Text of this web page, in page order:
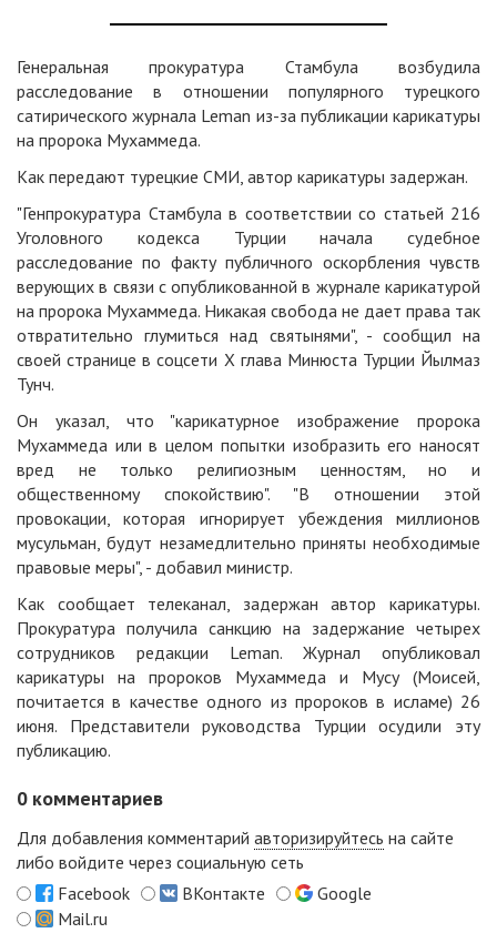
Генеральная прокуратура Стамбула возбудила
расследование в отношении популярного турецкого
сатирического журнала Leman из-за публикации карикатуры
на пророка Мухаммеда.
Как передают турецкие СМИ, автор карикатуры задержан.
"Генпрокуратура Стамбула в соответствии со статьей 216
Уголовного кодекса Турции начала судебное
расследование по факту публичного оскорбления чувств
верующих в связи с опубликованной в журнале карикатурой
на пророка Мухаммеда. Никакая свобода не дает права так
отвратительно глумиться над святынями", - сообщил на
своей странице в соцсети Х глава Минюста Турции Йылмаз
Тунч.
Он указал, что "карикатурное изображение пророка
Мухаммеда или в целом попытки изобразить его наносят
вред не только религиозным ценностям, но и
общественному спокойствию". "В отношении этой
провокации, которая игнорирует убеждения миллионов
мусульман, будут незамедлительно приняты необходимые
правовые меры", - добавил министр.
Как сообщает телеканал, задержан автор карикатуры.
Прокуратура получила санкцию на задержание четырех
сотрудников редакции Leman. Журнал опубликовал
карикатуры на пророков Мухаммеда и Мусу (Моисей,
почитается в качестве одного из пророков в исламе) 26
июня. Представители руководства Турции осудили эту
публикацию.
0 комментариев
Для добавления комментарий авторизируйтесь на сайте
либо войдите через социальную сеть
Facebook
ВКонтакте
Google
Mail.ru